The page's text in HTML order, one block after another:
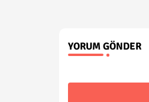
YORUM GÖNDER